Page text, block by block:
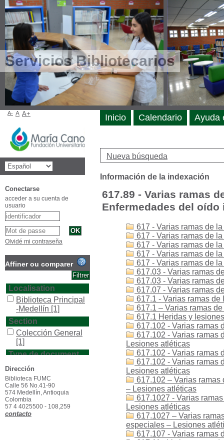
Servicios Bibliotecarios
Nueva búsqueda
Información de la indexación
617.89 - Varias ramas
Enfermedades del
617 - Varias ramas de
617 - Varias ramas de
617 - Varias ramas de
617 - Varias ramas de
617 - Varias ramas de
617.03 - Varias ramas
617.03 - Varias ramas
617.07 - Varias ramas
617.1 - Varias ramas
617.1 – Varias ramas
617.1 Heridas y
617.102 - Varias ramas
617.102 - Varias ramas
Lesiones atléticas
617.102 - Varias ramas
617.102 - Varias ramas
Lesiones atléticas
617.102 – Varias
– Lesiones atléticas
617.1027 - Varias
Lesiones atléticas
617.1027 – Varias
especiales – Lesiones
617.107 - Varias ramas
Inicio Calendario Ayuda
A- A A+
Conectarse
acceder a su cuenta de
usuario
Olvidé mi contraseña
Affiner ou comparer
Localisation
Biblioteca Principal
-Medellín [1]
Section
Colección General
[1]
Type de document
texto impreso
Dirección
Biblioteca FUMC
Calle 56 No.41-90
574 Medellín, Antioquia
Colombia
57 4 4025500 - 108,259
contacto